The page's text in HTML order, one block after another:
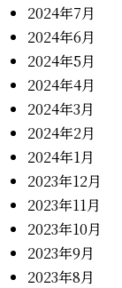
2024年7月
2024年6月
2024年5月
2024年4月
2024年3月
2024年2月
2024年1月
2023年12月
2023年11月
2023年10月
2023年9月
2023年8月